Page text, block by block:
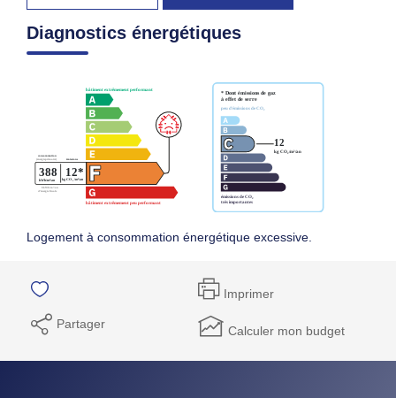
Diagnostics énergétiques
Logement à consommation énergétique excessive.
Imprimer
Partager Calculer mon budget